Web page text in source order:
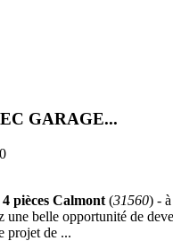
GARAGE...
pièces Calmont (31560) -
une belle opportunité de
projet de ...